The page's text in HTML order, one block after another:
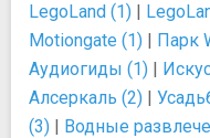
LegoLand (1) |
Motiongate (1) | Парк
Аудиогиды (1) |
Алсеркаль (2) |
(3) | Водные